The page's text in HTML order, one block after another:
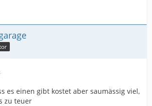
es einen gibt kostet aber saumässig viel,
zu teuer